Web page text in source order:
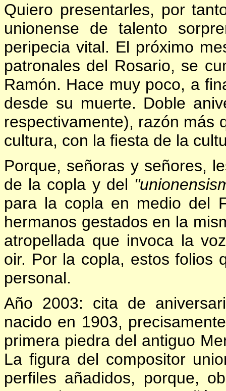
Quiero presentarles, por
unionense de talento
peripecia vital. El próximo
patronales del Rosario, se
Ramón. Hace muy poco, a
desde su muerte. Doble
respectivamente), razón más
cultura, con la fiesta de la
Porque, señoras y señores,
de la copla y del
para la copla en medio del
hermanos gestados en la
atropellada que invoca la
oir. Por la copla, estos folios
personal.
Año 2003: cita de
nacido en 1903,
primera piedra del antiguo
La figura del compositor
perfiles añadidos, porque,